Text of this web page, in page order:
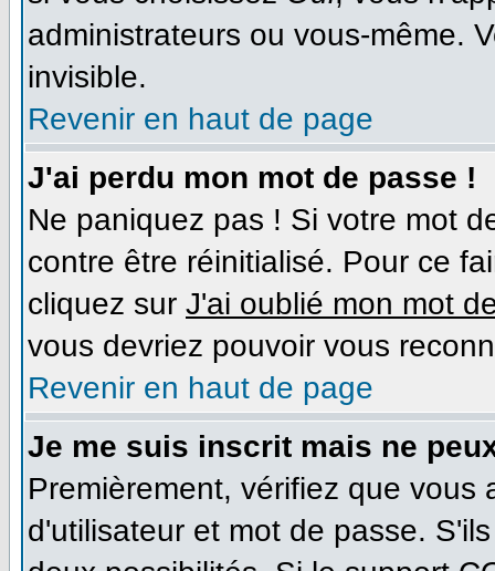
administrateurs ou vous-même.
invisible.
Revenir en haut de page
J'ai perdu mon mot de passe !
Ne paniquez pas ! Si votre mot
contre être réinitialisé. Pour ce
cliquez sur J'ai oublié mon mot
vous devriez pouvoir vous
Revenir en haut de page
Je me suis inscrit mais ne
Premièrement, vérifiez que
d'utilisateur et mot de passe.